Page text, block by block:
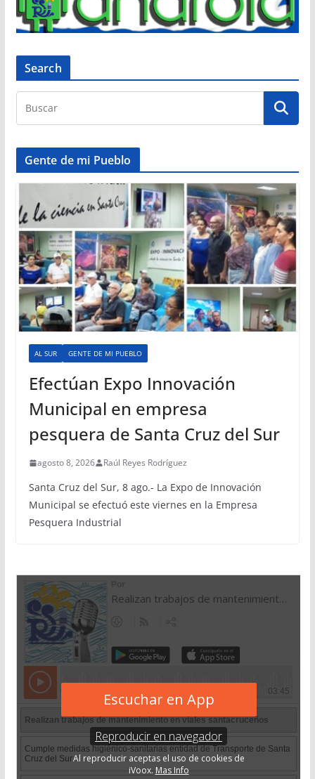
Search
Gente de mi Pueblo
AL SUR GENTE DE MI PUEBLO
Efectúan Expo Innovación
Municipal en empresa
pesquera de Santa Cruz del Sur
agosto 8, 2026 Raúl Reyes Rodríguez
Santa Cruz del Sur, 8 ago.- La Expo de Innovación
Municipal se efectuó este viernes en la Empresa
Pesquera Industrial